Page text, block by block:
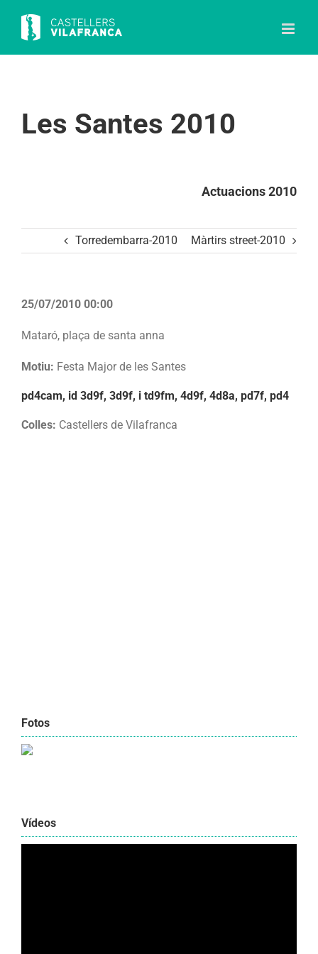
content
Les Santes 2010
Actuacions 2010
Torredembarra-2010 Màrtirs street-2010
25/07/2010 00:00
Mataró, plaça de santa anna
Motiu: Festa Major de les Santes
pd4cam, id 3d9f, 3d9f, i td9fm, 4d9f, 4d8a, pd7f, pd4
Colles: Castellers de Vilafranca
Fotos
Vídeos